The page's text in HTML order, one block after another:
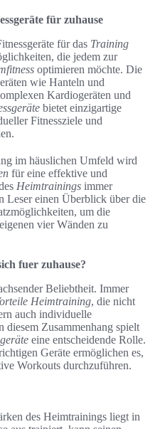
für zuhause
für das Training
die jedem zur
optimieren möchte. Die
wie Hanteln und
Kardiogeräten und
bietet einzigartige
Fitnessziele und
im häuslichen Umfeld wird
für eine effektive und
Heimtrainings immer
Leser einen Überblick über die
um die
vier Wänden zu
fuer zuhause?
Beliebtheit. Immer
Heimtraining, die nicht
auch individuelle
Zusammenhang spielt
eine entscheidende Rolle.
Geräte ermöglichen es,
Workouts durchzuführen.
des Heimtrainings liegt in